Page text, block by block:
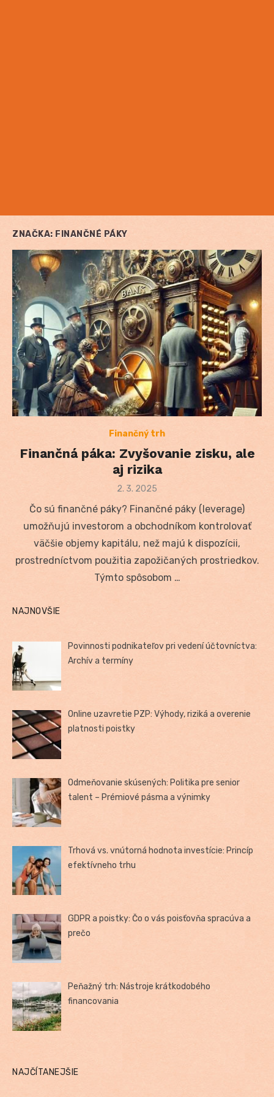
ZNAČKA: FINANČNÉ PÁKY
Finančný trh
Finančná páka: Zvyšovanie zisku, ale
aj rizika
Posted
2. 3. 2025
Čo sú finančné páky? Finančné páky (leverage)
umožňujú investorom a obchodníkom kontrolovať
väčšie objemy kapitálu, než majú k dispozícii,
prostredníctvom použitia zapožičaných prostriedkov.
Týmto spôsobom …
NAJNOVŠIE
Povinnosti podnikateľov pri vedení účtovníctva:
Archív a termíny
Online uzavretie PZP: Výhody, riziká a overenie
platnosti poistky
Odmeňovanie skúsených: Politika pre senior
talent – Prémiové pásma a výnimky
Trhová vs. vnútorná hodnota investície: Princíp
efektívneho trhu
GDPR a poistky: Čo o vás poisťovňa spracúva a
prečo
Peňažný trh: Nástroje krátkodobého
financovania
NAJČÍTANEJŠIE